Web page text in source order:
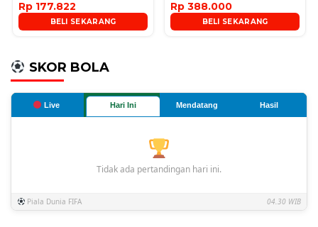
Rp 177.822
BELI SEKARANG
Rp 388.000
BELI SEKARANG
SKOR BOLA
Live Hari Ini Mendatang Hasil
Tidak ada pertandingan hari ini.
Piala Dunia FIFA 04.30 WIB